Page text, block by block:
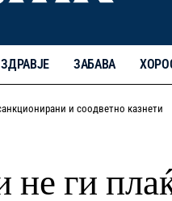
ЗДРАВЈЕ ЗАБАВА
и соодветно казнети
ги